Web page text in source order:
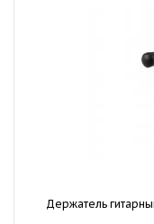
Держатель